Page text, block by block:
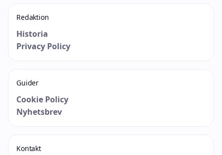
Redaktion
Historia
Privacy Policy
Guider
Cookie Policy
Nyhetsbrev
Kontakt